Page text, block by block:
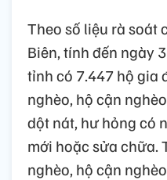
Theo số liệu rà soát
Biên, tính đến ngày
tỉnh có 7.447 hộ gia
nghèo, hộ cận
dột nát, hư hỏng có
mới hoặc sửa chữa.
nghèo, hộ cận